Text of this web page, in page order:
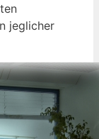
jeglicher